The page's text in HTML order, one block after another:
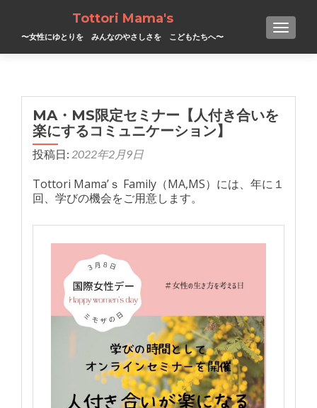
Tottori Mama's
〜女性にゆとりを みんなのやさしさを こどもたちへ〜
MA・MS限定セミナー【人付き合いを
楽にするコミュニケーション】
投稿日: 2022年2月9日
Tottori Mama’ｓ Family（MA,MS）には、年に１
回、学びの機会をご用意します。